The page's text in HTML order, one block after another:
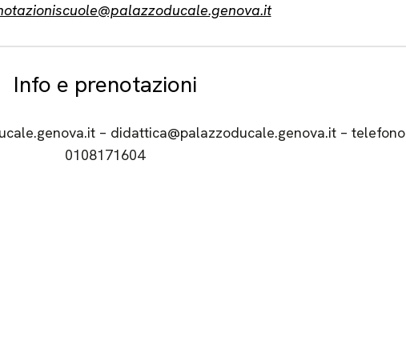
Info e prenotazioni
– didattica@palazzoducale.genova.it – telefono
0108171604